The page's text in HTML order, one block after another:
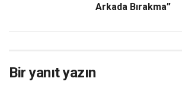
Arkada Bırakma”
Bir yanıt yazın